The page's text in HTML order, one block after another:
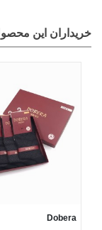
خریداران این
Dobera